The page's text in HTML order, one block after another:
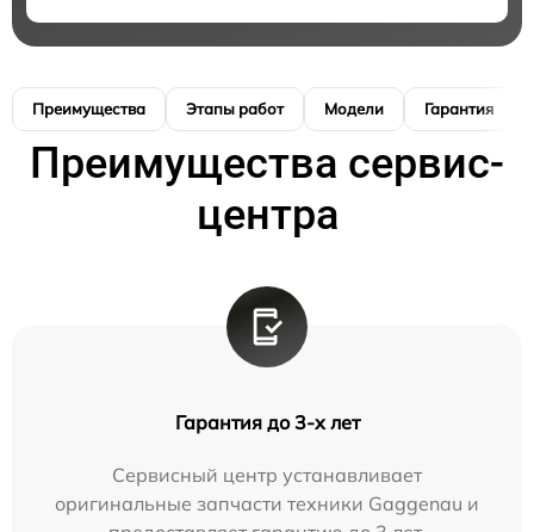
Преимущества Этапы работ Модели Гарантия
Преимущества сервис-
центра
Гарантия до 3-х лет
Сервисный центр устанавливает
оригинальные запчасти техники Gaggenau и